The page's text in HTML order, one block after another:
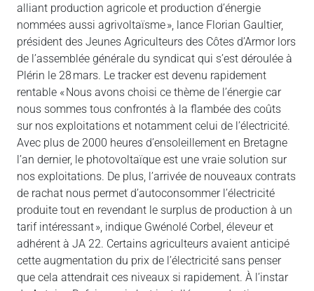
alliant production agricole et production d’énergie
nommées aussi agrivoltaïsme », lance Florian Gaultier,
président des Jeunes Agriculteurs des Côtes d’Armor lors
de l’assemblée générale du syndicat qui s’est déroulée à
Plérin le 28 mars. Le tracker est devenu rapidement
rentable « Nous avons choisi ce thème de l’énergie car
nous sommes tous confrontés à la flambée des coûts
sur nos exploitations et notamment celui de l’électricité.
Avec plus de 2000 heures d’ensoleillement en Bretagne
l’an dernier, le photovoltaïque est une vraie solution sur
nos exploitations. De plus, l’arrivée de nouveaux contrats
de rachat nous permet d’autoconsommer l’électricité
produite tout en revendant le surplus de production à un
tarif intéressant », indique Gwénolé Corbel, éleveur et
adhérent à JA 22. Certains agriculteurs avaient anticipé
cette augmentation du prix de l’électricité sans penser
que cela attendrait ces niveaux si rapidement. À l’instar